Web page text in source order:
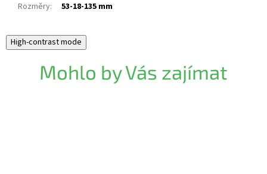
Rozměry: 53-18-135 mm
High-contrast mode
Mohlo by Vás zajímat